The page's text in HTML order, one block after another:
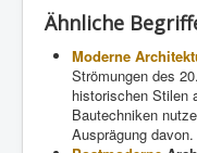
Ähnliche
Moderne
Strömungen des
historischen Stilen
Bautechniken
Ausprägung davon.